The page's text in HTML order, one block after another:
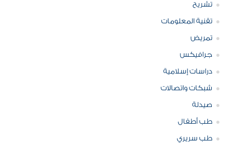
تشريح
تقنية المعلومات
تمريض
جرافيكس
دراسات إسلامية
شبكات واتصالات
صيدلة
طب أطفال
طب سريري